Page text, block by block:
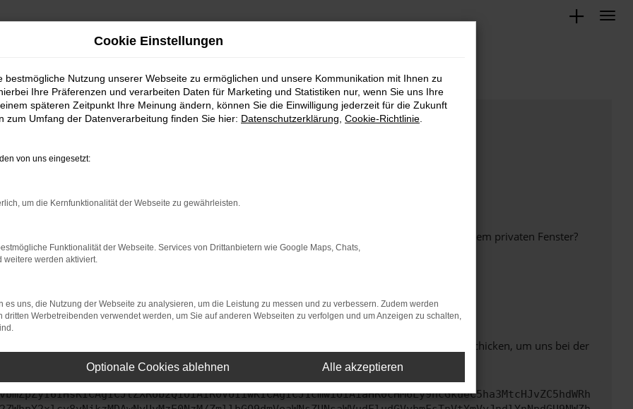
bestimmter Seiten verhindern. Funktioniert die Seite in einem anderen Browser oder in einem privaten Fenster?
beheben.
auf dem neuesten Stand sind.
kann auch dazu führen, dass bestimmte Funktionen nicht mehr unterstützt werden.
uns bitte. Wir werden versuchen, das Problem zu beheben. Du kannst uns diesen Text schicken, um uns bei der
Cookie Einstellungen
bestmögliche Nutzung unserer Webseite zu ermöglichen und unsere Kommunikation mit Ihnen zu
Ihre Präferenzen und verarbeiten Daten für Marketing und Statistiken nur, wenn Sie uns Ihre
späteren Zeitpunkt Ihre Meinung ändern, können Sie die Einwilligung jederzeit für die Zukunft
zum Umfang der Datenverarbeitung finden Sie hier: Datenschutzerklärung Cookie-Richtlinie
von uns eingesetzt:
um die Kernfunktionalität der Webseite zu gewährleisten.
Funktionalität der Webseite. Services von Drittanbietern wie Google Maps, Chats,
weitere werden aktiviert.
es uns, die Nutzung der Webseite zu analysieren, um die Leistung zu messen und zu verbessern. Zudem werden
dritten Werbetreibenden verwendet werden, um Sie auf anderen Webseiten zu verfolgen und um Anzeigen zu schalten,
Optionale Cookies ablehnen Alle akzeptieren